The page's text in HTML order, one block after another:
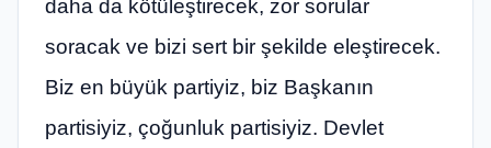
daha da kötüleştirecek, zor sorular
soracak ve bizi sert bir şekilde eleştirecek.
Biz en büyük partiyiz, biz Başkanın
partisiyiz, çoğunluk partisiyiz. Devlet